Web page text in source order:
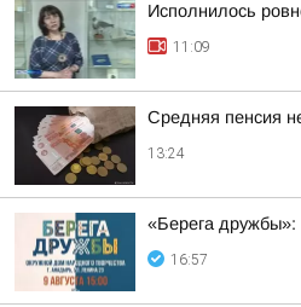
Исполнилось
11:09
Средняя пенсия
13:24
«Берега дружбы»:
16:57